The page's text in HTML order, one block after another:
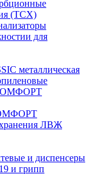
(ТСХ)
для
металлическая
КОМФОРТ
ЛВЖ
и диспенсеры
и грипп